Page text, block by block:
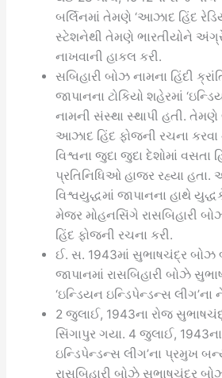
બર્લિનમાં તેમણે ‘આઝાદ હિંદ
સ્ટેશનેથી તેમણે ભારતીયોને
નાખવાની હાકલ કરી.
સબિહારી બોઝ નામના હિંદી
જાપાનના ટોકિયો શહેરમાં
નામની સંસ્થા સ્થાપી હતી.
આઝાદ હિંદ ફોજની રચના
વિશ્વના જુદા જુદા દેશોમાં વસતા
પ્રતિનિધિઓ હાજર રહ્યા હતા.
વિશ્વયુદ્ધમાં જાપાનના હાથે
મેજર મોહનસિંગે રાસબિહારી
હિંદ ફોજની રચના કરી.
ઈ. સ. 1943માં સુભાષચંદ્ર બોઝ
જાપાનમાં રાસબિહારી બોઝે
‘ઇન્ડિયન ઇન્ડિપેન્ડન્સ લીગ’ના
2 જુલાઈ, 1943ના રોજ
સિંગાપુર ગયા. 4 જુલાઈ,
ઇન્ડિપેન્ડન્સ લીગ’ના પ્રમુખ
રાસબિહારી બોઝે સુભાષચંદ્ર